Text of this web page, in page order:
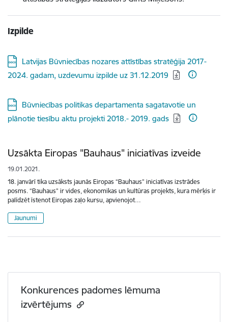
Izpilde
Lejupielādēt:
Latvijas Būvniecības nozares attīstības stratēģija 2017-
2024. gadam, uzdevumu izpilde uz 31.12.2019
Lejupielādēt:
Būvniecības politikas departamenta sagatavotie un
plānotie tiesību aktu projekti 2018.- 2019. gads
Uzsākta Eiropas "Bauhaus" iniciatīvas izveide
19.01.2021.
18. janvārī tika uzsāksts jaunās Eiropas “Bauhaus” iniciatīvas izstrādes
posms. “Bauhaus” ir vides, ekonomikas un kultūras projekts, kura mērķis ir
palīdzēt īstenot Eiropas zaļo kursu, apvienojot…
Jaunumi
Konkurences padomes lēmuma
izvērtējums